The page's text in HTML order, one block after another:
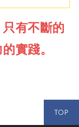
有不斷的
實踐。
TOP